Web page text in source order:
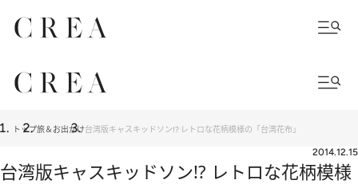
トップ旅＆お出かけ台湾版キャスキッドソン!? レトロな花柄模様の「台湾花布」
2014.12.15
台湾版キャスキッドソン!? レトロな花柄模様